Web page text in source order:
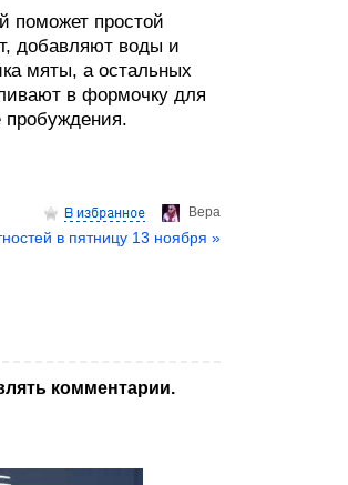
поможет простой
добавляют воды и
мяты, а остальных
в формочку для
Верa
в пятницу 13 ноября »
комментарии.